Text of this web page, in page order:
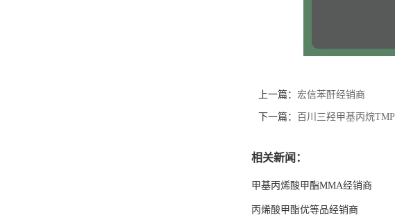
上一篇： 宏信苯酐经销商
下一篇： 百川三羟甲基丙烷TMP
相关新闻：
甲基丙烯酸甲酯MMA经销商
丙烯酸甲酯优等品经销商